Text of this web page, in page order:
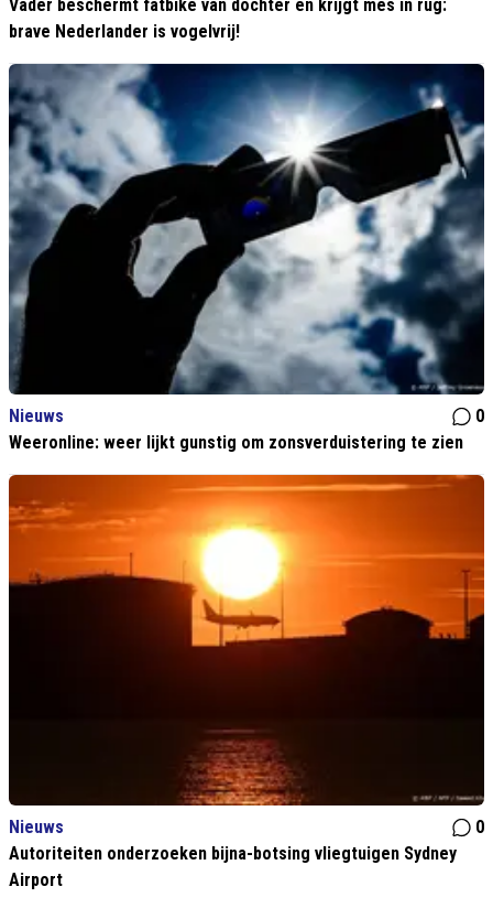
Vader beschermt fatbike van dochter en krijgt mes in rug:
brave Nederlander is vogelvrij!
Nieuws
0
Weeronline: weer lijkt gunstig om zonsverduistering te zien
Nieuws
0
Autoriteiten onderzoeken bijna-botsing vliegtuigen Sydney
Airport